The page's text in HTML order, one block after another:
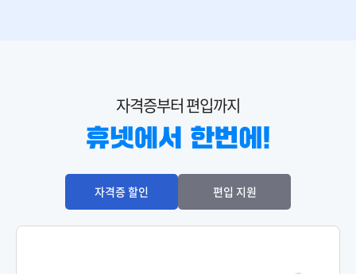
산업심리학 69,000원
생산관리
150,000원
자격증부터 편입까지
자격증 할인 편입 지원